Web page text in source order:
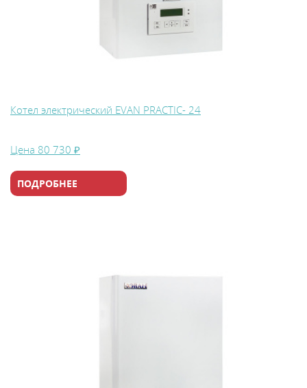
Котел электрический EVAN PRACTIC- 24
Цена 80 730 ₽
ПОДРОБНЕЕ